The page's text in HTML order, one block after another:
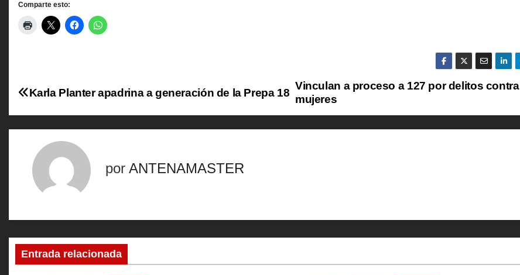
Comparte esto:
N
a
c
i
Vinculan a proceso a 127 por delitos contra
mujeres
Karla Planter apadrina a generación de la Prepa 18
por ANTENAMASTER
Entrada relacionada